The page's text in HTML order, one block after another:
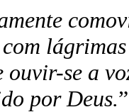
ouvir-se a
por Deus.